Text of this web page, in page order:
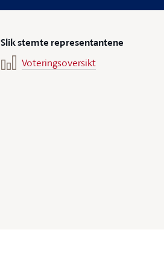
Slik stemte representantene
Voteringsoversikt